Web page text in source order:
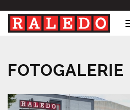
FOTOGALERIE